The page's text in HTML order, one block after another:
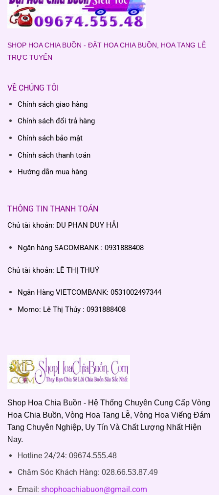
SHOP HOA CHIA BUỒN - ĐẶT HOA CHIA BUỒN, HOA TANG LỄ
TRỰC TUYẾN
VỀ CHÚNG TÔI
Chính sách giao hàng
Chính sách đổi trả hàng
Chính sách bảo mật
Chính sách thanh toán
Hướng dẫn mua hàng
THÔNG TIN THANH TOÁN
Chủ tài khoản: DU PHAN DUY HẢI
Ngân hàng SACOMBANK : 0931888408
Chủ tài khoản: LÊ THỊ THUÝ
Ngân Hàng VIETCOMBANK: 0531002497344
Momo: Lê Thị Thúy : 0931888408
Shop Hoa Chia Buồn - Hệ Thống Chuyên Cung Cấp Vòng
Hoa Chia Buồn, Vòng Hoa Tang Lễ, Vòng Hoa Viếng Đám
Tang Chuyên Nghiệp, Uy Tín Và Chất Lượng Nhất Hiện
Nay.
Hotline 24/24: 09674.555.48
Chăm Sóc Khách Hàng: 028.66.53.87.49
Email: shophoachiabuon@gmail.com